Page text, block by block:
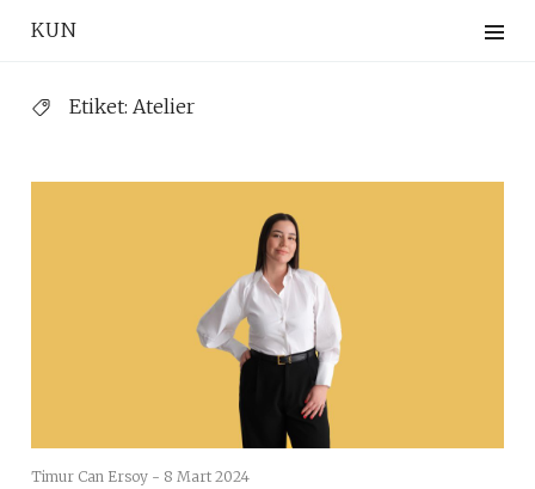
KUN
Etiket: Atelier
Timur Can Ersoy - 8 Mart 2024